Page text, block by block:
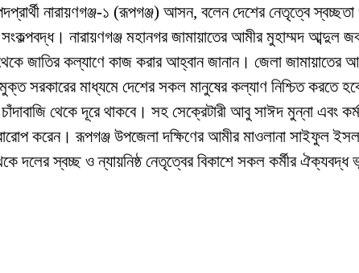
নারায়ণগঞ্জ-১ (রূপগঞ্জ) আসন, বলেন দেশের নেতৃত্বে স্বচ্ছতা
নারায়ণগঞ্জ মহানগর জামায়াতের আমীর মুহাম্মদ আব্দুল
জাতির কল্যাণে কাজ করার আহ্বান জানান। জেলা জামায়াতের
সরকারের মাধ্যমে দেশের সকল মানুষের কল্যাণ নিশ্চিত করতে
থেকে দূরে থাকবে। সহ সেক্রেটারী আবু সাঈদ মুন্না
করেন। রূপগঞ্জ উপজেলা দক্ষিণের আমীর মাওলানা সাইফুল
দলের স্বচ্ছ ও ন্যায়নিষ্ঠ নেতৃত্বের বিকাশে সকল কর্মীর